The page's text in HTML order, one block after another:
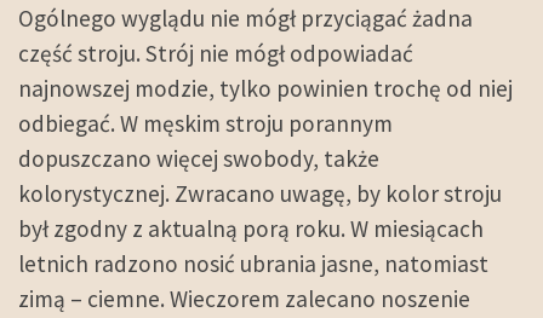
Ogólnego wyglądu nie mógł przyciągać żadna
część stroju. Strój nie mógł odpowiadać
najnowszej modzie, tylko powinien trochę od niej
odbiegać. W męskim stroju porannym
dopuszczano więcej swobody, także
kolorystycznej. Zwracano uwagę, by kolor stroju
był zgodny z aktualną porą roku. W miesiącach
letnich radzono nosić ubrania jasne, natomiast
zimą – ciemne. Wieczorem zalecano noszenie